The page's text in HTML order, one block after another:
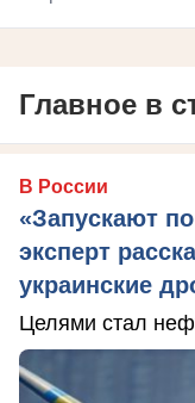
Главное в
В России
«Запускают
эксперт
украинские
Целями стал